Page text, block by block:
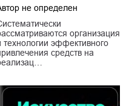
не определен
организация
технологии эффективного
средств на